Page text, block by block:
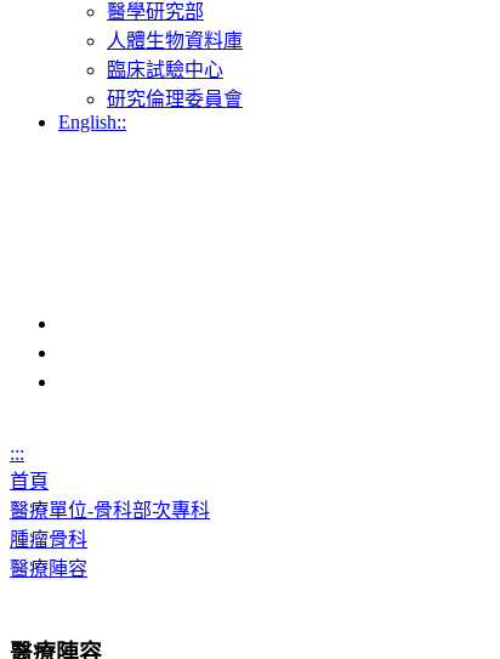
醫學研究部
人體生物資料庫
臨床試驗中心
研究倫理委員會
English::
:::
首頁
醫療單位-骨科部次專科
腫瘤骨科
醫療陣容
醫療陣容